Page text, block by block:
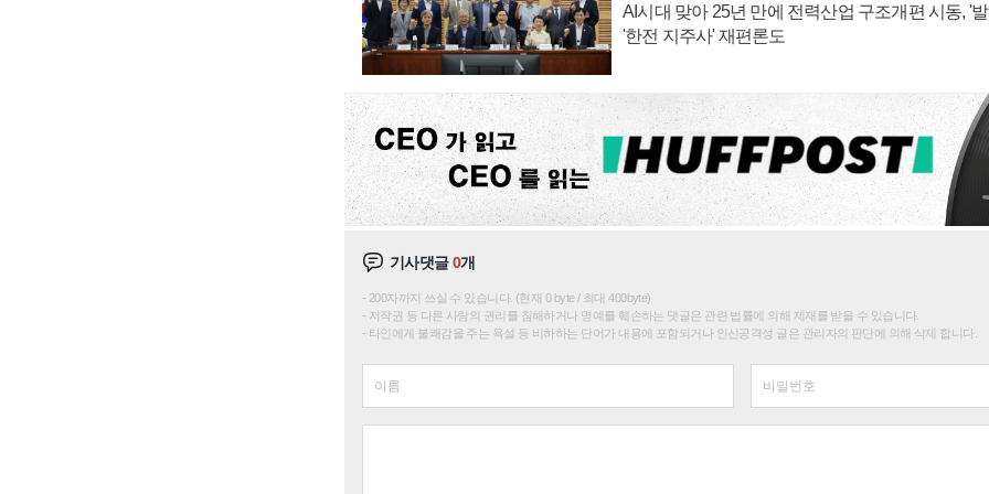
AI시대 맞아 25년 만에 전력산업 구조개편 시동, '
'한전 지주사' 재편론도
기사댓글0개
200자까지 쓰실 수 있습니다. (현재 0 byte / 최대 400byte)
저작권 등 다른 사람의 권리를 침해하거나 명예를 훼손하는 댓글은 관련 법률에 의해 제재를 받을 수 있습니다.
타인에게 불쾌감을 주는 욕설 등 비하하는 단어가 내용에 포함되거나 인신공격성 글은 관리자의 판단에 의해 삭제 합니다.